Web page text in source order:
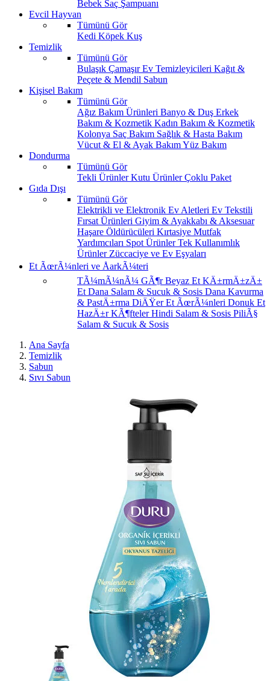
Bebek Saç Şampuanı
Evcil Hayvan
Tümünü Gör
Kedi Köpek Kuş
Temizlik
Tümünü Gör
Bulaşık ÇamaşırEv Temizleyicileri Kağıt &
Peçete & Mendil Sabun
Kişisel Bakım
Tümünü Gör
Ağız Bakım Ürünleri Banyo & Duş Erkek
Bakım & Kozmetik Kadın Bakım & Kozmetik
Kolonya Saç Bakım Sağlık & Hasta Bakım
Vücut & El & Ayak BakımYüz Bakım
Dondurma
Tümünü Gör
Tekli ÜrünlerKutu ÜrünlerÇoklu Paket
Gıda Dışı
Tümünü Gör
Elektrikli ve Elektronik Ev Aletleri Ev Tekstili
Fırsat Ürünleri Giyim & Ayakkabı & Aksesuar
Haşare Öldürücüleri Kırtasiye Mutfak
Yardımcıları Spot ÜrünlerTek Kullanımlık
Ürünler Züccaciye ve Ev Eşyaları
Et ÃœrÃ¼nleri ve ÅarkÃ¼teri
TÃ¼mÃ¼nÃ¼ GÃ¶rBeyaz Et KÄ±rmÄ±zÄ±
Et Dana Salam & Sucuk & Sosis Dana Kavurma
& PastÄ±rma DiÄŸer Et ÃœrÃ¼nleri Donuk Et
HazÄ±r KÃ¶ftelerHindi Salam & Sosis PiliÃ§
Salam & Sucuk & Sosis
Ana Sayfa
Temizlik
Sabun
Sıvı Sabun